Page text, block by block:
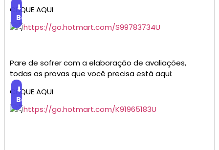
CLIQUE AQUI
⬇
Baixar
https://go.hotmart.com/S99783734U
Pare de sofrer com a elaboração de avaliações,
todas as provas que você precisa está aqui:
CLIQUE AQUI
⬇
Baixar
https://go.hotmart.com/K91965183U